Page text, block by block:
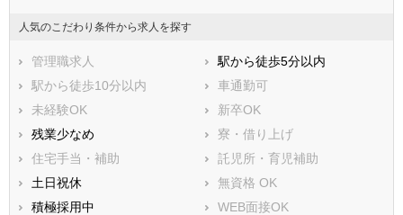
人気のこだわり条件から求人を探す
管理職求人
駅から徒歩5分以内
駅から徒歩10分以内
車通勤可
未経験OK
新卒OK
残業少なめ
寮・借り上げ
住宅手当・補助
託児所・育児補助
土日祝休
無資格 OK
積極採用中
WEB面接OK